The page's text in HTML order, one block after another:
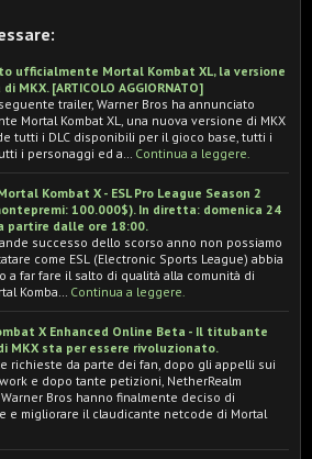
ufficialmente Mortal Kombat XL, la versione
MKX. [ARTICOLO AGGIORNATO]
trailer, Warner Bros ha annunciato
Mortal Kombat XL, una nuova versione di MKX
tutti i DLC disponibili per il gioco base, tutti i
i personaggi ed a…
Continua a leggere.
Kombat X - ESL Pro League Season 2
100.000$). In diretta: domenica 24
partire dalle ore 18:00.
successo dello scorso anno non possiamo
come ESL (Electronic Sports League) abbia
a far fare il salto di qualità alla comunità di
Komba…
Continua a leggere.
X Enhanced Online Beta - Il titubante
MKX sta per essere rivoluzionato.
richieste da parte dei fan, dopo gli appelli sui
e dopo tante petizioni, NetherRealm
Bros hanno finalmente deciso di
e migliorare il claudicante netcode di Mortal